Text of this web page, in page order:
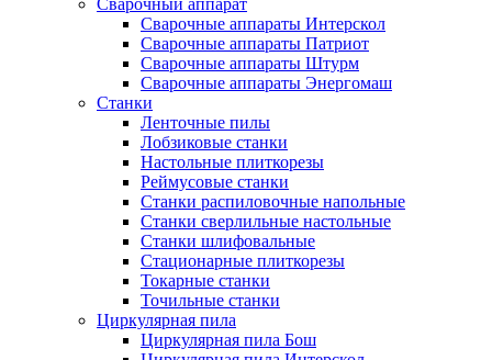
Сварочный аппарат
Сварочные аппараты Интерскол
Сварочные аппараты Патриот
Сварочные аппараты Штурм
Сварочные аппараты Энергомаш
Станки
Ленточные пилы
Лобзиковые станки
Настольные плиткорезы
Реймусовые станки
Станки распиловочные напольные
Станки сверлильные настольные
Станки шлифовальные
Стационарные плиткорезы
Токарные станки
Точильные станки
Циркулярная пила
Циркулярная пила Бош